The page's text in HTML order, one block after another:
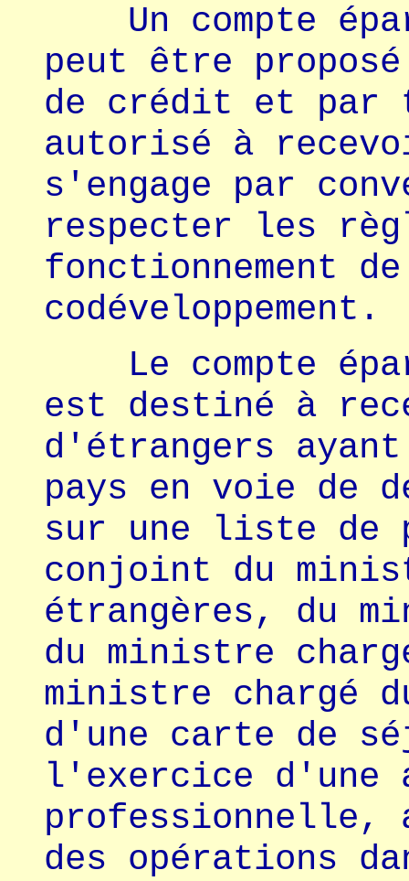
Un compte
peut être
de crédit et par
autorisé à
s'engage par
respecter les
fonctionnement
codéveloppement.
Le compte
est destiné à
d'étrangers
pays en voie de
sur une liste de
conjoint du
étrangères, du
du ministre
ministre chargé
d'une carte de
l'exercice d'une
professionnelle,
des opérations